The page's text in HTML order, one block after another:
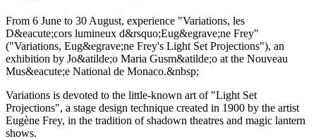
From 6 June to 30 August, experience "Variations, les
D&eacute;cors lumineux d&rsquo;Eug&egrave;ne Frey"
("Variations, Eug&egrave;ne Frey's Light Set Projections"), an
exhibition by Jo&atilde;o Maria Gusm&atilde;o at the Nouveau
Mus&eacute;e National de Monaco.&nbsp;
Variations is devoted to the little-known art of "Light Set
Projections", a stage design technique created in 1900 by the artist
Eugène Frey, in the tradition of shadown theatres and magic lantern
shows.